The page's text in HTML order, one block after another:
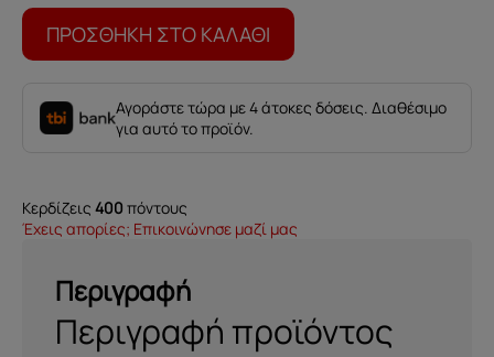
των
ποσότητα
ΠΡΟΣΘΉΚΗ ΣΤΟ ΚΑΛΆΘΙ
Αγοράστε τώρα με 4 άτοκες δόσεις. Διαθέσιμο
για αυτό το προϊόν.
Κερδίζεις 400 πόντους
Έχεις απορίες; Επικοινώνησε μαζί μας
Περιγραφή
Περιγραφή προϊόντος